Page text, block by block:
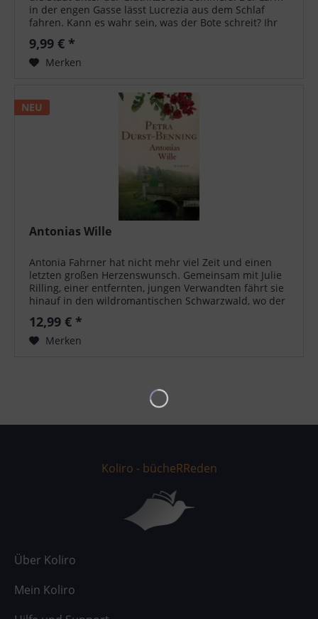
in der engen Gasse lässt Lucrezia aus dem Schlaf
fahren. Kann es wahr sein, was der Bote schreit? Ihr
9,99 € *
Merken
NEU
Antonias Wille
Antonia Fahrner hat nicht mehr viel Zeit und einen
letzten großen Herzenswunsch. Gemeinsam mit Julie
Rilling, einer entfernten, jungen Verwandten fährt sie
hinauf in den wildromantischen Schwarzwald, wo der
Berghof "Kuckucksnest" im...
12,99 € *
Merken
Koliro - bücheRReden
Über Koliro
Mein Koliro